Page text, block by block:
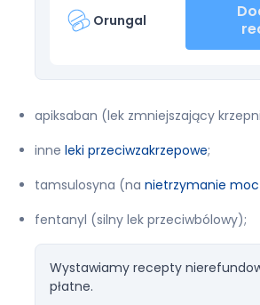
Orungal
apiksaban (lek zmniejszający
inne leki przeciwzakrzepowe;
tamsulosyna (na nietrzymanie
fentanyl (silny lek przeciwbólowy);
Wystawiamy recepty
płatne.